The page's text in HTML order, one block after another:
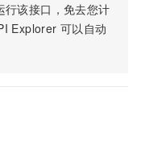
行该接口，免去您计
Explorer 可以自动